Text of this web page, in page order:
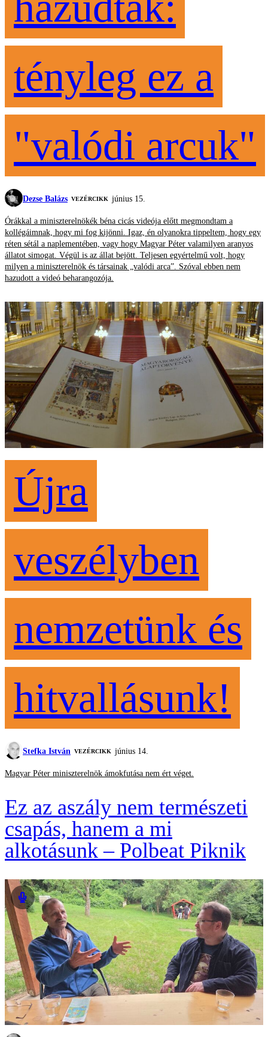
tényleg ez a
"valódi arcuk"
Dezse Balázs VEZÉRCIKK június 15.
Órákkal a miniszterelnökék béna cicás videója előtt megmondtam a
kollégáimnak, hogy mi fog kijönni. Igaz, én olyanokra tippeltem, hogy egy
réten sétál a naplementében, vagy hogy Magyar Péter valamilyen aranyos
állatot simogat. Végül is az állat bejött. Teljesen egyértelmű volt, hogy
milyen a miniszterelnök és társainak „valódi arca”. Szóval ebben nem
hazudott a videó beharangozója.
Újra
veszélyben
nemzetünk és
hitvallásunk!
Stefka István VEZÉRCIKK június 14.
Magyar Péter miniszterelnök ámokfutása nem ért véget.
Ez az aszály nem természeti
csapás, hanem a mi
alkotásunk – Polbeat Piknik